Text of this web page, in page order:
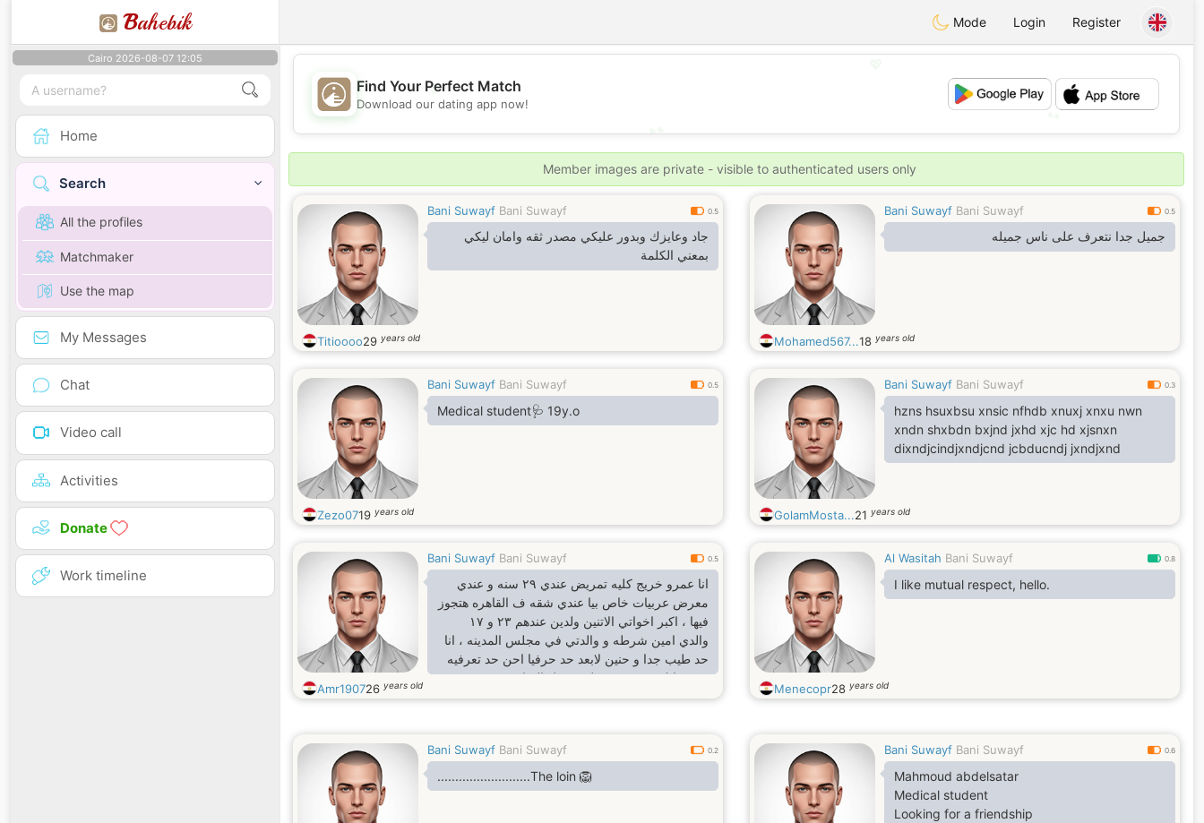
Bahebik Mode Login Register
Cairo 2026-08-07 12:05
Home
Search
All the profiles
Matchmaker
Use the map
My Messages
Chat
Video call
Activities
Donate
Work timeline
💖
💕
Find Your Perfect Match
Download our dating app now!
Member images are private - visible to authenticated users only
Bani Suwayf Bani Suwayf 0.5
جاد وعايزك وبدور عليكي مصدر ثقه وامان ليكي
بمعني الكلمة
Titioooo29 years old
Bani Suwayf Bani Suwayf 0.5
جميل جدا نتعرف على ناس جميله
Mohamed567...18 years old
Bani Suwayf Bani Suwayf 0.5
Medical student🩺 19y.o
Zezo0719 years old
Bani Suwayf Bani Suwayf 0.3
hzns hsuxbsu xnsic nfhdb xnuxj xnxu nwn
xndn shxbdn bxjnd jxhd xjc hd xjsnxn
dixndjcindjxndjcnd jcbducndj jxndjxnd
GolamMosta...21 years old
Bani Suwayf Bani Suwayf 0.5
انا عمرو خريج كليه تمريض عندي ٢٩ سنه و عندي
معرض عربيات خاص بيا عندي شقه ف القاهره هتجوز
فيها ، اكبر اخواتي الاتنين ولدين عندهم ٢٣ و ١٧
والدي امين شرطه و والدتي في مجلس المدينه ، انا
حد طيب جدا و حنين لابعد حد حرفيا احن حد تعرفيه
في حياتك شخص هين لين سهل التراضي مش بحب
الخصام بحب اتناقش و اخد راي شريك حياتي ،
فشخ
Amr190726 years old
Al Wasitah Bani Suwayf 0.8
I like mutual respect, hello.
Menecopr28 years old
Bani Suwayf Bani Suwayf 0.2
..........................The loin 🦁
Bani Suwayf Bani Suwayf 0.6
Mahmoud abdelsatar
Medical student
Looking for a friendship